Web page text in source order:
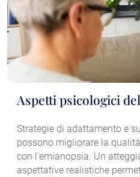
Aspetti psicologici
Strategie di adattamento e
possono migliorare la
con l’emianopsia. Un
aspettative realistiche